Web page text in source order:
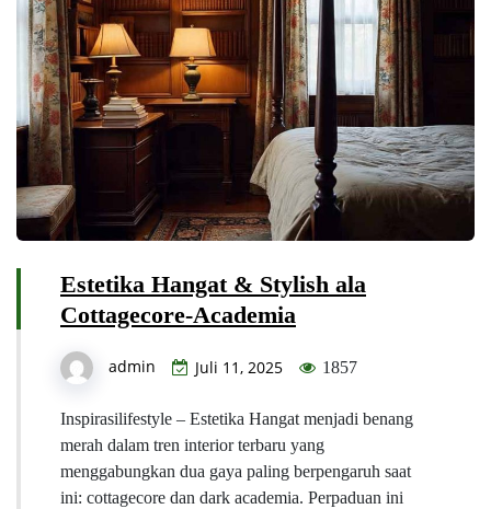
Estetika Hangat & Stylish ala
Cottagecore‑Academia
admin Juli 11, 2025 1857
Inspirasilifestyle – Estetika Hangat menjadi benang
merah dalam tren interior terbaru yang
menggabungkan dua gaya paling berpengaruh saat
ini: cottagecore dan dark academia. Perpaduan ini